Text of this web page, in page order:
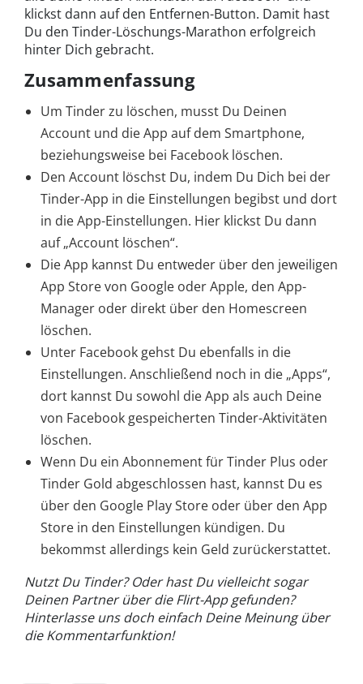
klickst dann auf den Entfernen-Button. Damit hast
Du den Tinder-Löschungs-Marathon erfolgreich
hinter Dich gebracht.
Zusammenfassung
Um Tinder zu löschen, musst Du Deinen
Account und die App auf dem Smartphone,
beziehungsweise bei Facebook löschen.
Den Account löschst Du, indem Du Dich bei der
Tinder-App in die Einstellungen begibst und dort
in die App-Einstellungen. Hier klickst Du dann
auf „Account löschen“.
Die App kannst Du entweder über den jeweiligen
App Store von Google oder Apple, den App-
Manager oder direkt über den Homescreen
löschen.
Unter Facebook gehst Du ebenfalls in die
Einstellungen. Anschließend noch in die „Apps“,
dort kannst Du sowohl die App als auch Deine
von Facebook gespeicherten Tinder-Aktivitäten
löschen.
Wenn Du ein Abonnement für Tinder Plus oder
Tinder Gold abgeschlossen hast, kannst Du es
über den Google Play Store oder über den App
Store in den Einstellungen kündigen. Du
bekommst allerdings kein Geld zurückerstattet.
Nutzt Du Tinder? Oder hast Du vielleicht sogar
Deinen Partner über die Flirt-App gefunden?
Hinterlasse uns doch einfach Deine Meinung über
die Kommentarfunktion!